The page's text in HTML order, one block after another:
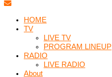
HOME
TV
LIVE TV
PROGRAM LINEUP
RADIO
LIVE RADIO
About